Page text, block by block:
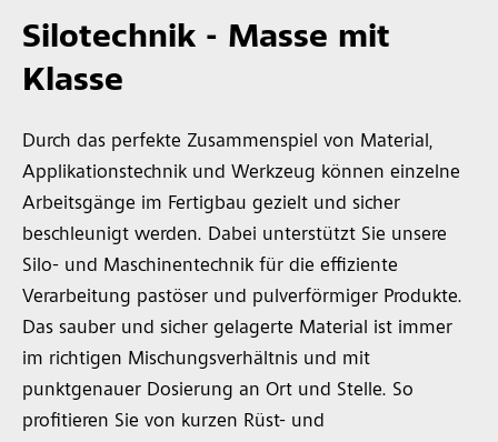
Silotechnik - Masse mit
Klasse
Durch das perfekte Zusammenspiel von Material,
Applikationstechnik und Werkzeug können einzelne
Arbeitsgänge im Fertigbau gezielt und sicher
beschleunigt werden. Dabei unterstützt Sie unsere
Silo- und Maschinentechnik für die effiziente
Verarbeitung pastöser und pulverförmiger Produkte.
Das sauber und sicher gelagerte Material ist immer
im richtigen Mischungsverhältnis und mit
punktgenauer Dosierung an Ort und Stelle. So
profitieren Sie von kurzen Rüst- und